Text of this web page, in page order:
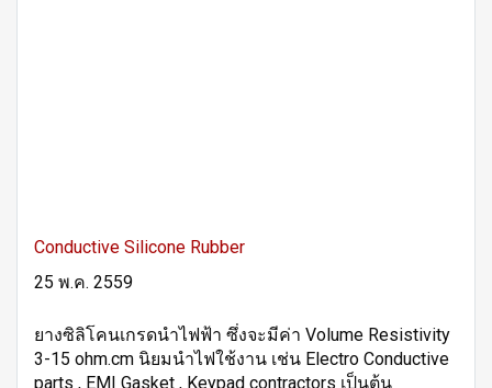
Conductive Silicone Rubber
25 พ.ค. 2559
ยางซิลิโคนเกรดนำไฟฟ้า ซึ่งจะมีค่า Volume Resistivity
3-15 ohm.cm นิยมนำไฟใช้งาน เช่น Electro Conductive
parts , EMI Gasket , Keypad contractors เป็นต้น